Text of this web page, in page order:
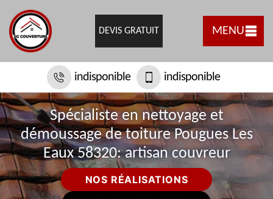
DEVIS GRATUIT MENU
indisponible indisponible
Spécialiste en nettoyage et
démoussage de toiture Pougues Les
Eaux 58320: artisan couvreur
NOS RÉALISATIONS